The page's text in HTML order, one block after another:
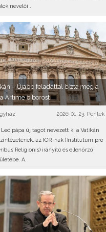
nevelői..
– Újabb feladattal bízta meg a
Artime bíborost
2026-01-23, Péntek
Leó pápa új tagot nevezett ki a Vatikán
az IOR-nak (Institutum pro
Religionis) irányító és ellenőrző
A..